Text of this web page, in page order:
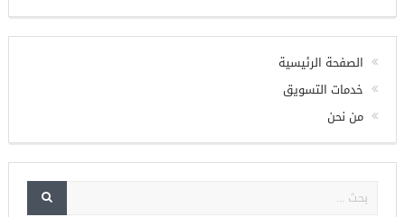
الصفحة الرئيسية
خدمات التسويق
من نحن